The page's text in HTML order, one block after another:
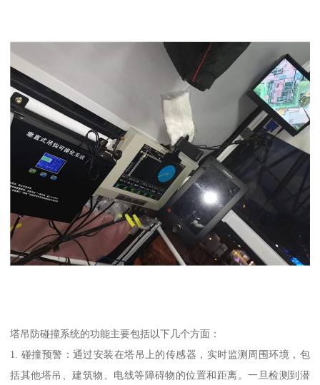
塔吊防碰撞系统的功能主要包括以下几个方面：
1. 碰撞预警：通过安装在塔吊上的传感器，实时监测周围环境，包
括其他塔吊、建筑物、电线等障碍物的位置和距离。一旦检测到潜